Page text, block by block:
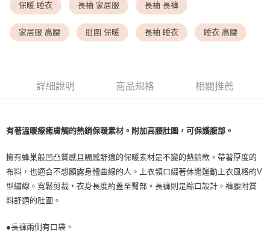
<無合作配送請勿選取>付款後萊爾富取貨
每筆NT$9,999
付款後7-11取貨
黑貓宅配
離島宅配
每筆NT$200，滿NT$1,500(含以上)免運費
保暖 睡衣 長袖 家居服 長袖 長褲
家居服 高腰 肚圍 保暖 長袖 睡衣 睡衣 高腰
詳細說明 商品規格 相關推薦
有著溫暖療癒膚觸的熱銷保暖素材。附加高腰肚圍，可保護腹部。
擁有蜂巢般凹凸質感且觸感舒適的保暖素材是不變的熱銷款。帶著厚度的
布料，也適合不想顯露身體曲線的人。上衣領口綴著休閒運動上衣風格的V
型繡線。寬鬆剪裁，衣身長度約蓋至臀部。長褲則是縮口設計。褲腰附質
料舒適的肚圍。
●長褲兩側有口袋。